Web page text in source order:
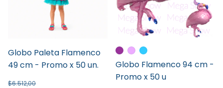
Globo Paleta Flamenco
49 cm - Promo x 50 un.
$6.512,00
Globo Flamenco 94 cm -
Promo x 50 u